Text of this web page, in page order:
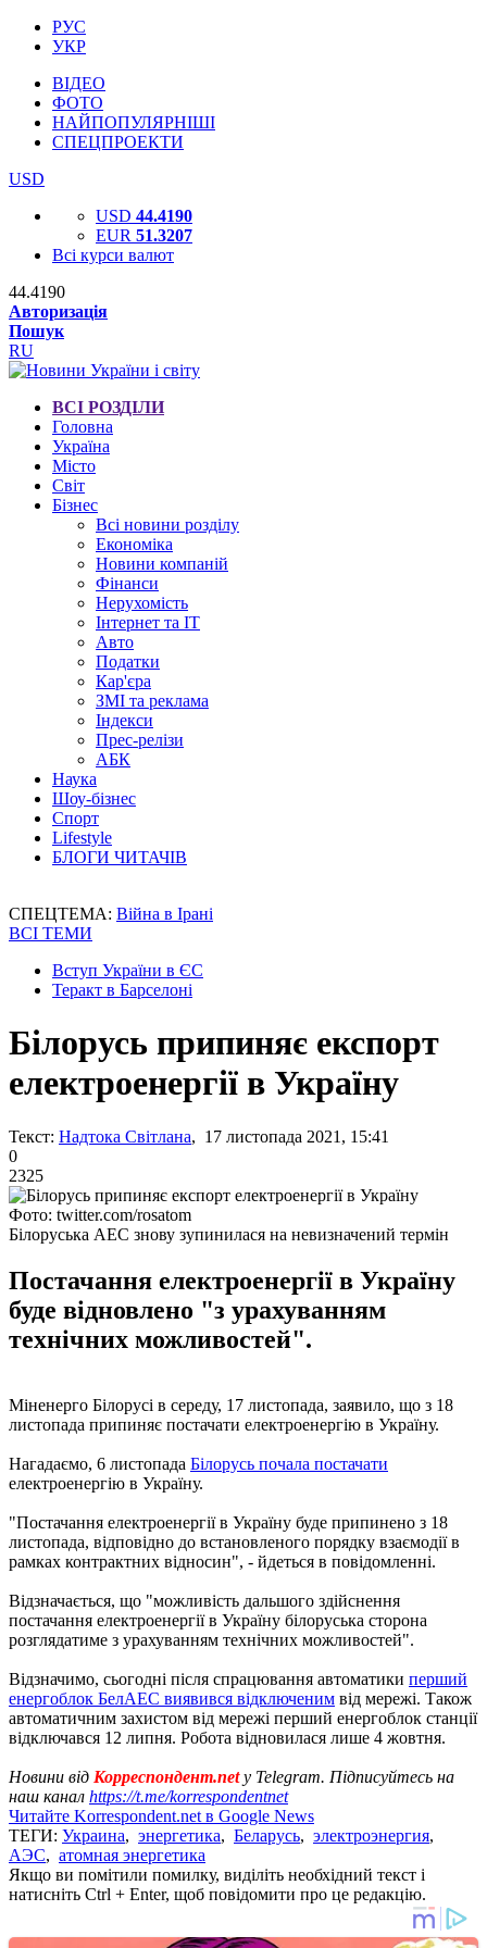
РУС
УКР
ВІДЕО
ФОТО
НАЙПОПУЛЯРНІШІ
СПЕЦПРОЕКТИ
USD
USD 44.4190
EUR 51.3207
Всі курси валют
44.4190
Авторизація
Пошук
RU
ВСІ РОЗДІЛИ
Головна
Україна
Місто
Світ
Бізнес
Всі новини розділу
Економіка
Новини компаній
Фінанси
Нерухомість
Інтернет та IT
Авто
Податки
Кар'єра
ЗМІ та реклама
Індекси
Прес-релізи
АБК
Наука
Шоу-бізнес
Спорт
Lifestyle
БЛОГИ ЧИТАЧІВ
СПЕЦТЕМА: Війна в Ірані
ВСІ ТЕМИ
Вступ України в ЄС
Теракт в Барселоні
Білорусь припиняє експорт
електроенергії в Україну
Текст: Надтока Світлана, 17 листопада 2021, 15:41
0
2325
Фото: twitter.com/rosatom
Білоруська АЕС знову зупинилася на невизначений термін
Постачання електроенергії в Україну
буде відновлено "з урахуванням
технічних можливостей".
Міненерго Білорусі в середу, 17 листопада, заявило, що з 18
листопада припиняє постачати електроенергію в Україну.
Нагадаємо, 6 листопада Білорусь почала постачати
електроенергію в Україну.
"Постачання електроенергії в Україну буде припинено з 18
листопада, відповідно до встановленого порядку взаємодії в
рамках контрактних відносин", - йдеться в повідомленні.
Відзначається, що "можливість дальшого здійснення
постачання електроенергії в Україну білоруська сторона
розглядатиме з урахуванням технічних можливостей".
Відзначимо, сьогодні після спрацювання автоматики перший
енергоблок БелАЕС виявився відключеним від мережі. Також
автоматичним захистом від мережі перший енергоблок станції
відключався 12 липня. Робота відновилася лише 4 жовтня.
Новини від Корреспондент.netу Telegram. Підписуйтесь на
наш канал https://t.me/korrespondentnet
Читайте Korrespondent.net в Google News
ТЕГИ: Украина, энергетика, Беларусь, электроэнергия,
АЭС, атомная энергетика
Якщо ви помітили помилку, виділіть необхідний текст і
натисніть Ctrl + Enter, щоб повідомити про це редакцію.